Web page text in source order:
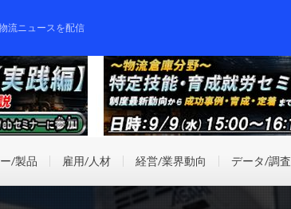
流ニュースを配信
/製品 雇用/人材 経営/業界動向 データ/調査